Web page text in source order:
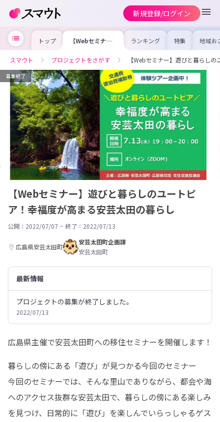
新規登録/ログイン
トップ 【Webセミナ
ー】遊びと暮らし
福度が高まる安芸
太田の暮らし
ランキング 特集 地域お
の求
を集め
事内容
を比較
合った
けよう
スマウト プロジェクトをさがす 【Webセミナー】遊びと暮らし
募集終了
【Webセミナー】遊びと暮らしのユートピ
ア！幸福度が高まる安芸太田の暮らし
公開：2022/07/07 ~ 終了：2022/07/13
広島県安芸太田町
安芸太田町企画課
安芸太田町
最新情報
プロジェクトの募集が終了しました。
2022/07/13
広島県主催で安芸太田町への移住セミナーを開催します！
暮らしの傍にある「遊び」が見つかる今回のセミナー
今回のセミナーでは、そんな里山でありながら、都会や海
へのアクセス抜群な安芸太田で、暮らしの傍にある楽しみ
を見つけ、日常的に「遊び」を楽しんでいらっしゃるゲス